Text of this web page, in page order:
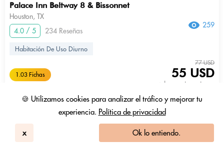
🍪 Utilizamos cookies para analizar el tráfico y mejorar tu
experiencia. Política de privacidad
x Ok lo entiendo.
Palace Inn Beltway 8 & Bissonnet
Houston, TX
4.0 / 5
234 Reseñas
259
Habitación De Uso Diurno
1.03 Fichas
77 USD
55 USD
+ Impuestos y tasas
8am - 4pm mostrar más
Escritorio en habitación